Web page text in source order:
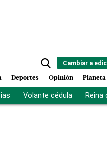
Cambiar a
Deportes Opinión Planeta
Volante cédula Reina